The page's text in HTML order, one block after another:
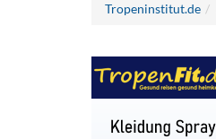
Tropeninstitut.de